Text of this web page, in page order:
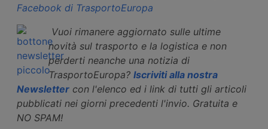
Facebook di TrasportoEuropa
Vuoi rimanere aggiornato sulle ultime
novità sul trasporto e la logistica e non
perderti neanche una notizia di
TrasportoEuropa? Iscriviti alla nostra
Newsletter con l'elenco ed i link di tutti gli articoli
pubblicati nei giorni precedenti l'invio. Gratuita e
NO SPAM!